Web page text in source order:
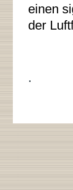
einen
der
.